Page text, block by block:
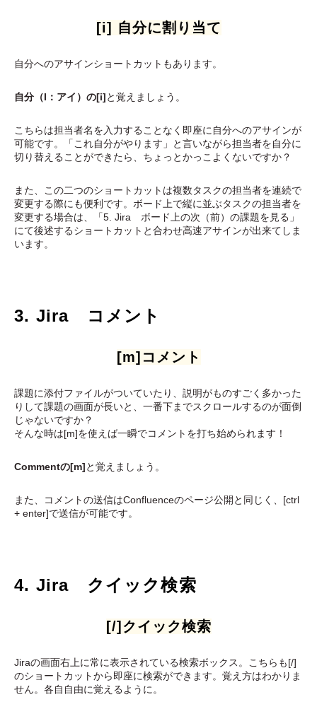
[i] 自分に割り当て
自分へのアサインショートカットもあります。
自分（I：アイ）の[i]と覚えましょう。
こちらは担当者名を入力することなく即座に自分へのアサインが
可能です。「これ自分がやります」と言いながら担当者を自分に
切り替えることができたら、ちょっとかっこよくないですか？
また、この二つのショートカットは複数タスクの担当者を連続で
変更する際にも便利です。ボード上で縦に並ぶタスクの担当者を
変更する場合は、「5. Jira ボード上の次（前）の課題を見る」
にて後述するショートカットと合わせ高速アサインが出来てしま
います。
3. Jira コメント
[m]コメント
課題に添付ファイルがついていたり、説明がものすごく多かった
りして課題の画面が長いと、一番下までスクロールするのが面倒
じゃないですか？
そんな時は[m]を使えば一瞬でコメントを打ち始められます！
Commentの[m]と覚えましょう。
また、コメントの送信はConfluenceのページ公開と同じく、[ctrl
+ enter]で送信が可能です。
4. Jira クイック検索
[/]クイック検索
Jiraの画面右上に常に表示されている検索ボックス。こちらも[/]
のショートカットから即座に検索ができます。覚え方はわかりま
せん。各自自由に覚えるように。